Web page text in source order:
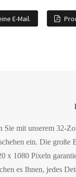
E-Mail.
Sie mit unserem 32-
ein. Die
x 1080 Pixeln
es Ihnen, jedes